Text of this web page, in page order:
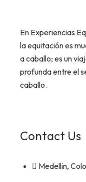
En Experiencias
la equitación es
a caballo; es un
profunda entre el
caballo.
Contact Us
Medellin,